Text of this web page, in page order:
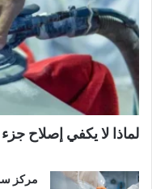
لماذا لا يكفي إصلاح
مركز